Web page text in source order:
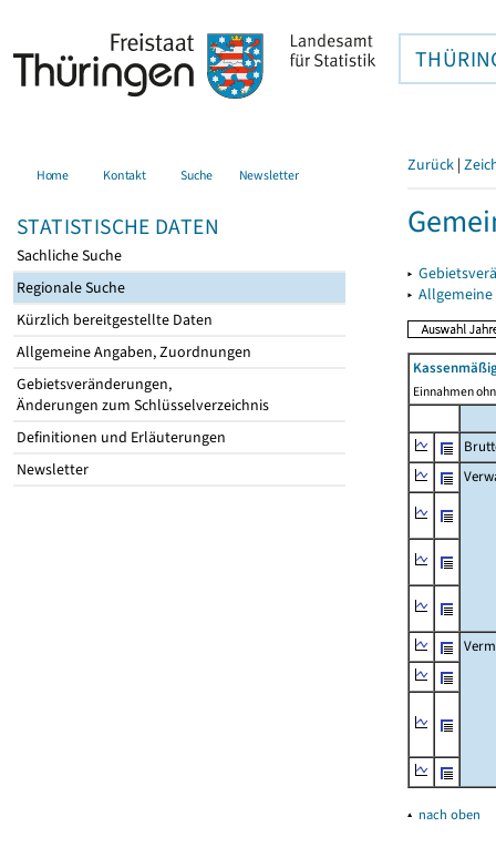
Home Kontakt Suche Newsletter
STATISTISCHE DATEN
Sachliche Suche
Regionale Suche
Kürzlich bereitgestellte Daten
Allgemeine Angaben, Zuordnungen
Gebietsveränderungen,
Änderungen zum Schlüsselverzeichnis
Definitionen und Erläuterungen
Newsletter
Zurück |
▸
▸
Einnahmen
▴ nach oben